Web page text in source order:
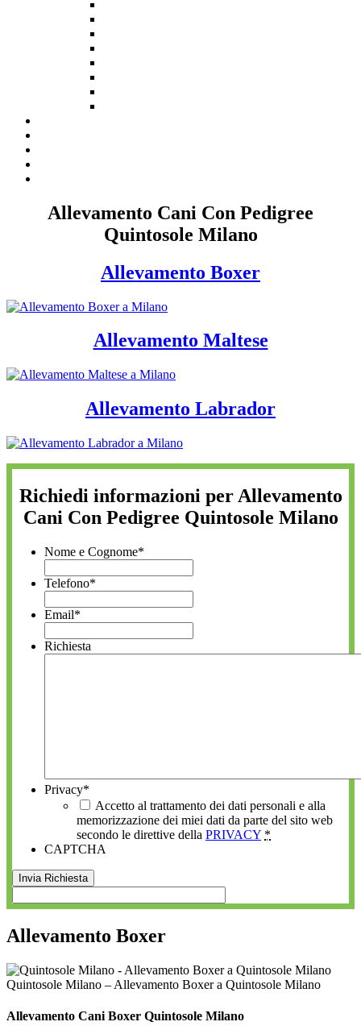
Allevamento Cani Con Pedigree
Quintosole Milano
Allevamento Boxer
Allevamento Maltese
Allevamento Labrador
Richiedi informazioni per Allevamento
Cani Con Pedigree Quintosole Milano
Nome e Cognome*
Telefono*
Email*
Richiesta
Privacy*
Accetto al trattamento dei dati personali e alla
memorizzazione dei miei dati da parte del sito web
secondo le direttive della PRIVACY *
CAPTCHA
Allevamento Boxer
Quintosole Milano – Allevamento Boxer a Quintosole Milano
Allevamento Cani Boxer Quintosole Milano